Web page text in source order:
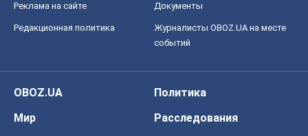
Реклама на сайте Документы
Редакционная политика
Журналисты OBOZ.UA на месте
событий
OBOZ.UA
Политика
Мир
Расследования